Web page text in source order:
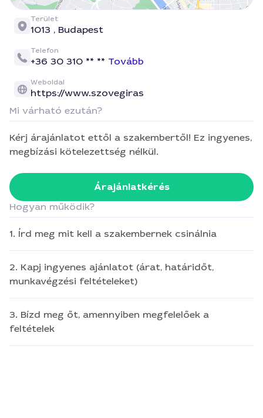
Terület
1013 , Budapest
Telefon
+36 30 310 ** ** Tovább
Weboldal
https://www.szovegiras
Mi várható ezután?
Kérj árajánlatot ettől a szakembertől! Ez ingyenes,
megbízási kötelezettség nélkül.
Árajánlatkérés
Hogyan működik?
1. Írd meg mit kell a szakembernek csinálnia
2. Kapj ingyenes ajánlatot (árat, határidőt,
munkavégzési feltételeket)
3. Bízd meg őt, amennyiben megfelelőek a
feltételek